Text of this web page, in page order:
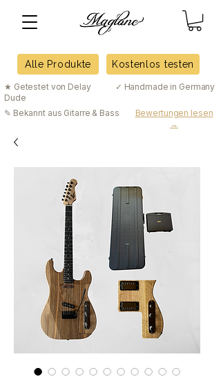
Alle Produkte Kostenlos testen
★ Getestet von Delay
Dude
✓ Handmade in Germany
✎ Bekannt aus Gitarre & Bass
Bewertungen lesen
→